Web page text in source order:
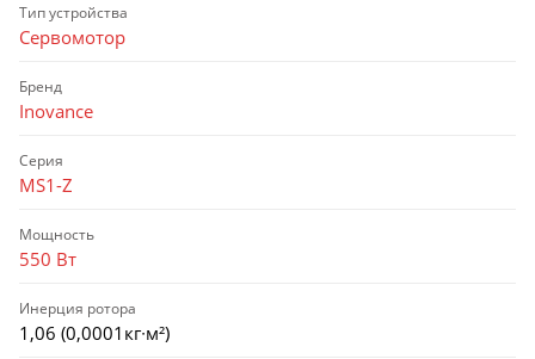
Тип устройства
Сервомотор
Бренд
Inovance
Серия
MS1-Z
Мощность
550 Вт
Инерция ротора
1,06 (0,0001кг∙м²)